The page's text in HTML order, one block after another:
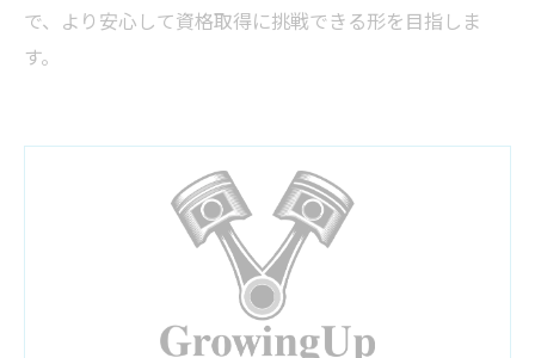
で、より安心して資格取得に挑戦できる形を目指しま
す。